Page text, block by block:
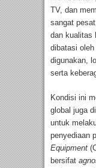
TV, dan
sangat
dan kualitas
dibatasi
digunakan,
serta
Kondisi ini
global juga
untuk
penyediaan
Equipment
bersifat